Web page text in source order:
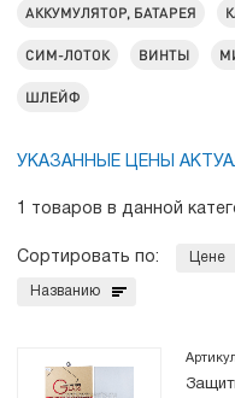
АККУМУЛЯТОР, БАТАРЕЯ
СИМ-ЛОТОК ВИНТЫ
ШЛЕЙФ
УКАЗАННЫЕ ЦЕНЫ
1 товаров в данной
Сортировать по: Цене
Названию